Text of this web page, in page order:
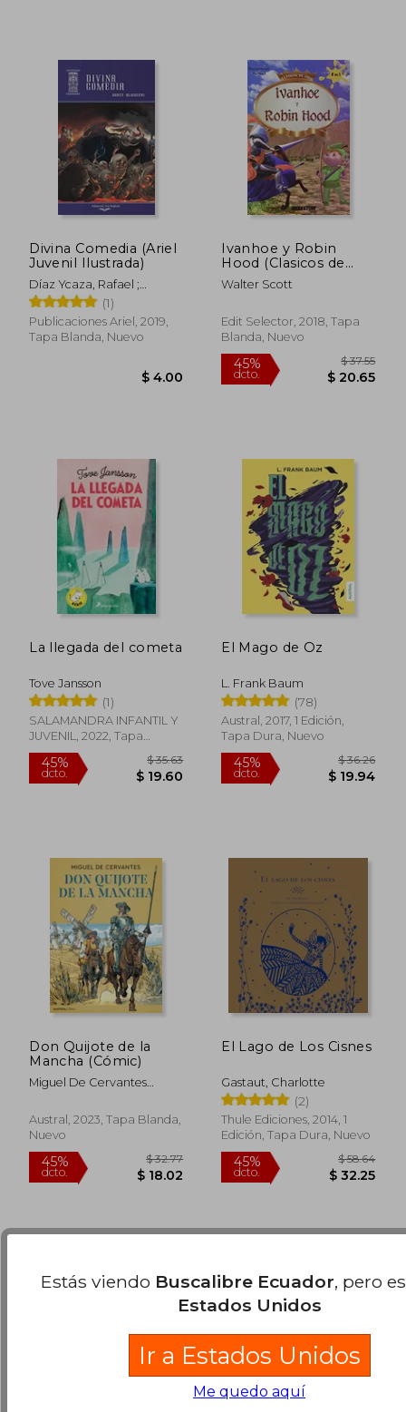
45%
dcto. $ 12.32 dcto.
45%
dcto.
40%
dcto.
Divina Comedia (Ariel
Juvenil Ilustrada)
Díaz Ycaza, Rafael ;
Bergholtz, Ana ; Jácome,
Nelson
(1)
Publicaciones Ariel, 2019,
Tapa Blanda, Nuevo
Ivanhoe y Robin
Hood (Clasicos de
Oro)
Walter Scott
Edit Selector, 2018, Tapa
Blanda, Nuevo
45%
dcto. $
La llegada del cometa
Tove Jansson
(1)
SALAMANDRA INFANTIL Y
JUVENIL, 2022, Tapa
Blanda, Nuevo
El Mago de Oz
L. Frank Baum
(78)
Austral, 2017, 1 Edición,
Tapa Dura, Nuevo
Don Quijote de la
Mancha (Cómic)
Miguel De Cervantes
Austral, 2023, Tapa Blanda,
Nuevo
El Lago de Los Cisnes
Gastaut, Charlotte
(2)
Thule Ediciones, 2014, 1
Edición, Tapa Dura, Nuevo
Estás viendo Buscalibre Ecuador, pero
Estados Unidos
Ir a Estados Unidos
Me quedo aquí